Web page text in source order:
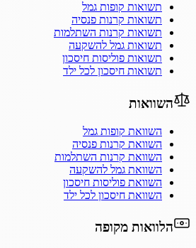
תשואות קופות גמל
תשואות קרנות פנסיה
תשואות קרנות השתלמות
תשואות גמל להשקעה
תשואות פוליסות חיסכון
תשואות חיסכון לכל ילד
השוואות
השוואת קופות גמל
השוואת קרנות פנסיה
השוואת קרנות השתלמות
השוואת גמל להשקעה
השוואת פוליסות חיסכון
השוואת חיסכון לכל ילד
הלוואות מקופה